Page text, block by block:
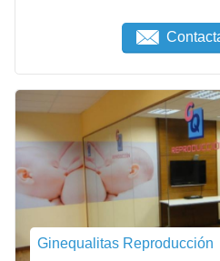
Ginequalitas Reproducción